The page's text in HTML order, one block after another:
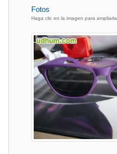
Fotos
Haga clic en la imagen para ampliarla